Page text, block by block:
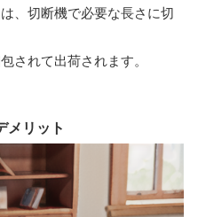
、切断機で必要な長さに切
されて出荷されます。
メリット